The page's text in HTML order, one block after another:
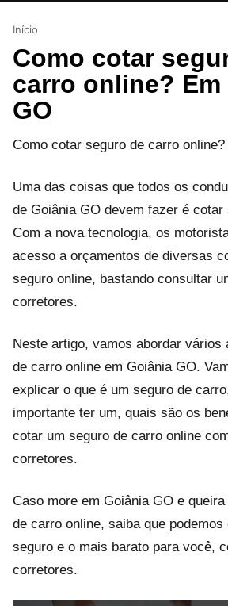
Início
Como cotar
carro online? Em
GO
Como cotar seguro de carro
Uma das coisas que todos os
de Goiânia GO devem fazer é cotar
Com a nova tecnologia, os
acesso a orçamentos de diversas
seguro online, bastando consultar
corretores.
Neste artigo, vamos abordar vários
de carro online em Goiânia GO.
explicar o que é um seguro de
importante ter um, quais são os
cotar um seguro de carro online
corretores.
Caso more em Goiânia GO e
de carro online, saiba que
seguro e o mais barato para você,
corretores.